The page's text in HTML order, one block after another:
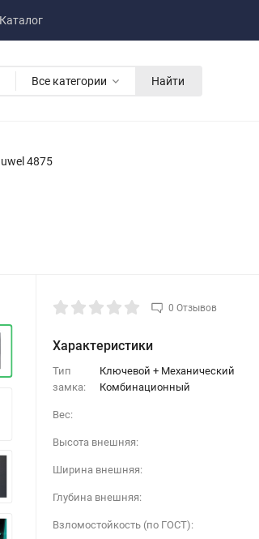
Каталог
Все категории Найти
4875
0 Отзывов
Характеристики
Тип
замка:
Ключевой + Механический
Комбинационный
Вес:
Высота внешняя:
Ширина внешняя:
Глубина внешняя:
Взломостойкость (по ГОСТ):